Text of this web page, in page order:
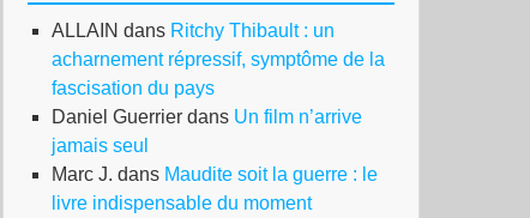
ALLAIN dans Ritchy Thibault : un
acharnement répressif, symptôme de la
fascisation du pays
Daniel Guerrier dans Un film n’arrive
jamais seul
Marc J. dans Maudite soit la guerre : le
livre indispensable du moment